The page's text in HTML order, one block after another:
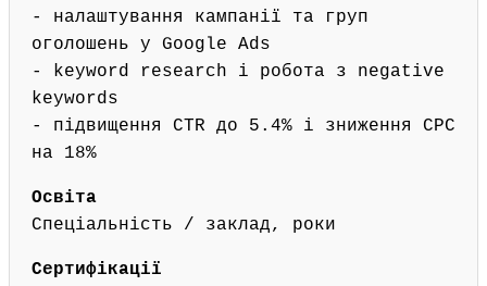
- налаштування кампанії та груп
оголошень у Google Ads
- keyword research і робота з negative
keywords
- підвищення CTR до 5.4% і зниження CPC
на 18%
Освіта
Спеціальність / заклад, роки
Сертифікації